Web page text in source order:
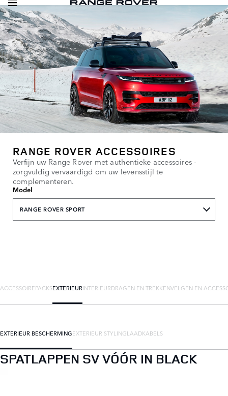
RANGE ROVER ACCESSOIRES
Verfijn uw Range Rover met authentieke accessoires -
zorgvuldig vervaardigd om uw levensstijl te
complementeren.
Model
RANGE ROVER SPORT
ACCESSOIREPACKSEXTERIEURINTERIEURDRAGEN EN TREKKENVELGEN EN
EXTERIEUR BESCHERMINGEXTERIEUR STYLINGLAADKABELS
SPATLAPPEN SV VÓÓR IN BLACK